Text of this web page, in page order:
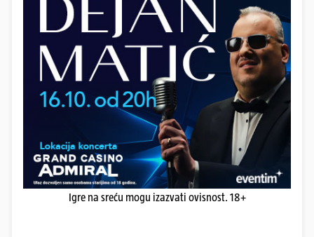
Igre na sreću mogu izazvati ovisnost. 18+